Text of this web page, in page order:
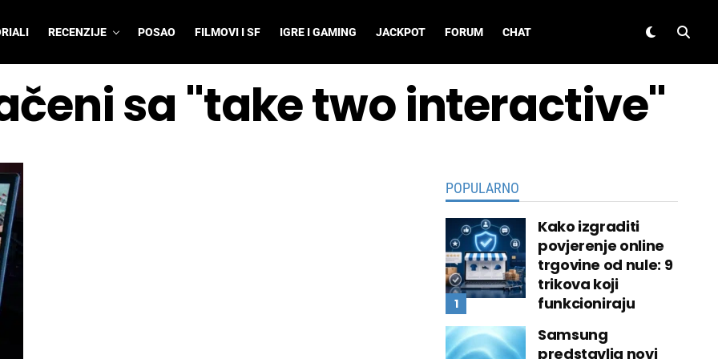
RECENZIJE POSAO FILMOVI I SF IGRE I GAMING JACKPOT FORUM CHAT
sa "take two interactive"
POPULARNO
Kako izgraditi
povjerenje online
trgovine od nule: 9
trikova koji
funkcioniraju
Samsung
predstavlja novi